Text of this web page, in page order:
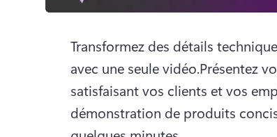
Transformez des détails
avec une seule vidéo.Présentez
satisfaisant vos clients et vos
démonstration de produits